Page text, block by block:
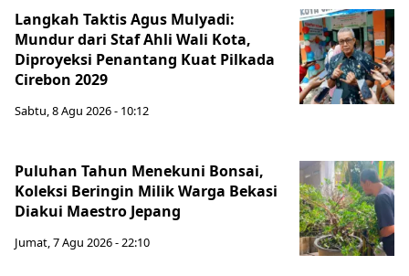
Langkah Taktis Agus Mulyadi:
Mundur dari Staf Ahli Wali Kota,
Diproyeksi Penantang Kuat Pilkada
Cirebon 2029
Sabtu, 8 Agu 2026 - 10:12
Puluhan Tahun Menekuni Bonsai,
Koleksi Beringin Milik Warga Bekasi
Diakui Maestro Jepang
Jumat, 7 Agu 2026 - 22:10